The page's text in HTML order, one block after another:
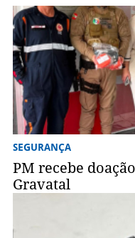
SEGURANÇA
PM recebe
Gravatal